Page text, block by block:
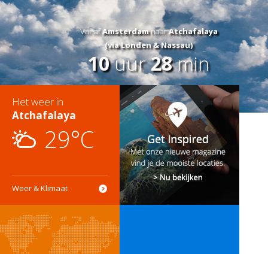
VanafAmsterdamnaarAtchafalaya
(via Londen & Nassau)
10uur28min
Het weer in
Atchafalaya
29°C
Weer & Klimaat